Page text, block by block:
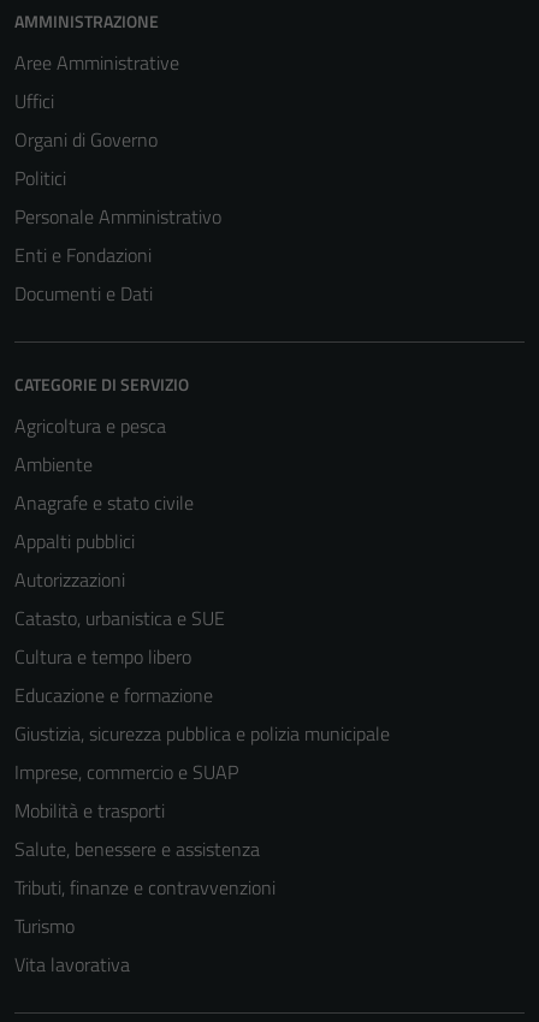
AMMINISTRAZIONE
Aree Amministrative
Uffici
Organi di Governo
Politici
Personale Amministrativo
Enti e Fondazioni
Documenti e Dati
CATEGORIE DI SERVIZIO
Agricoltura e pesca
Ambiente
Anagrafe e stato civile
Appalti pubblici
Autorizzazioni
Catasto, urbanistica e SUE
Cultura e tempo libero
Educazione e formazione
Giustizia, sicurezza pubblica e polizia municipale
Imprese, commercio e SUAP
Mobilità e trasporti
Salute, benessere e assistenza
Tributi, finanze e contravvenzioni
Turismo
Vita lavorativa
del sito e non